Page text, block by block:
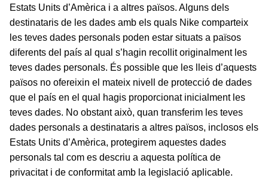
Estats Units d’Amèrica i a altres països. Alguns dels
destinataris de les dades amb els quals Nike comparteix
les teves dades personals poden estar situats a països
diferents del país al qual s’hagin recollit originalment les
teves dades personals. És possible que les lleis d’aquests
països no ofereixin el mateix nivell de protecció de dades
que el país en el qual hagis proporcionat inicialment les
teves dades. No obstant això, quan transferim les teves
dades personals a destinataris a altres països, inclosos els
Estats Units d’Amèrica, protegirem aquestes dades
personals tal com es descriu a aquesta política de
privacitat i de conformitat amb la legislació aplicable.